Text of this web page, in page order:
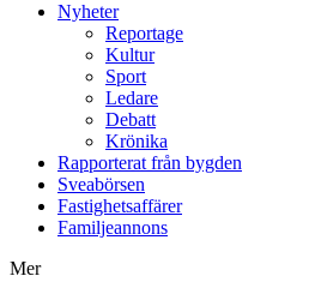
Nyheter
Reportage
Kultur
Sport
Ledare
Debatt
Krönika
Rapporterat från bygden
Sveabörsen
Fastighetsaffärer
Familjeannons
Mer